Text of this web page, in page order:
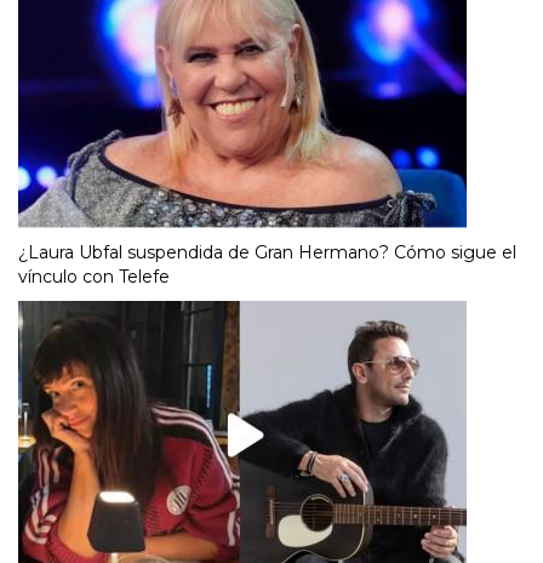
¿Laura Ubfal suspendida de Gran Hermano? Cómo sigue el
vínculo con Telefe